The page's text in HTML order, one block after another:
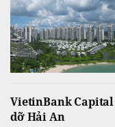
VietinBank
dỡ Hải An